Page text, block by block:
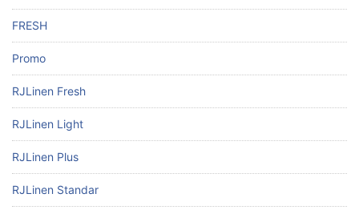
FRESH
Promo
RJLinen Fresh
RJLinen Light
RJLinen Plus
RJLinen Standar